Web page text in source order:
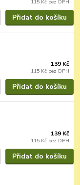
115 Kč bez DPH
Přidat do košíku
139 Kč
115 Kč bez DPH
Přidat do košíku
139 Kč
115 Kč bez DPH
Přidat do košíku